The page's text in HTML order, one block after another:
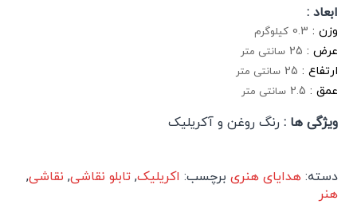
ابعاد :
وزن : 0.3 کیلوگرم
عرض : 25 سانتی متر
ارتفاع : 25 سانتی متر
عمق : 2.5 سانتی متر
ویژگی ها : رنگ روغن و آکریلیک
دسته:هدایای هنری برچسب: اکریلیک,تابلو نقاشی, نقاشی,
هنر